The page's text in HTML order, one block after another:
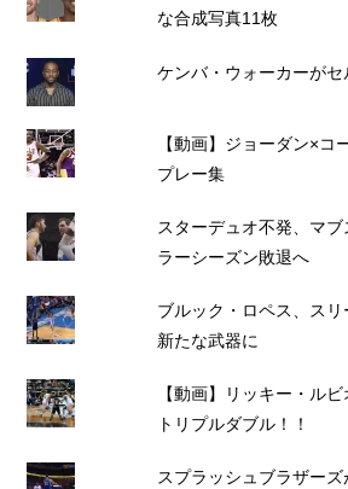
な合成写真11枚
ケンバ・ウォーカーが
【動画】ジョーダン×コ
プレー集
スターデュオ不発、マ
ラーシーズン敗退へ
ブルック・ロペス、ス
新たな武器に
【動画】リッキー・ル
トリプルダブル！！
スプラッシュブラザー